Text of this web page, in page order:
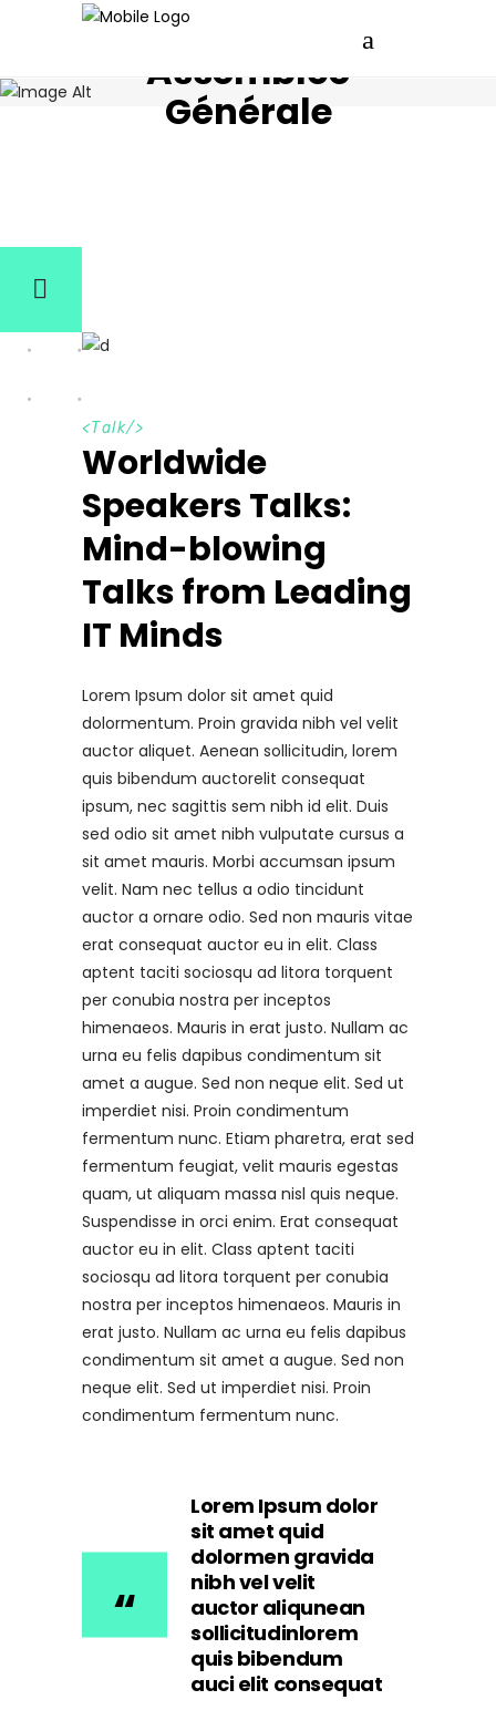
Assemblée
Générale
<Talk/>
Worldwide
Speakers Talks:
Mind-blowing
Talks from Leading
IT Minds
Lorem Ipsum dolor sit amet quid
dolormentum. Proin gravida nibh vel velit
auctor aliquet. Aenean sollicitudin, lorem
quis bibendum auctorelit consequat
ipsum, nec sagittis sem nibh id elit. Duis
sed odio sit amet nibh vulputate cursus a
sit amet mauris. Morbi accumsan ipsum
velit. Nam nec tellus a odio tincidunt
auctor a ornare odio. Sed non mauris vitae
erat consequat auctor eu in elit. Class
aptent taciti sociosqu ad litora torquent
per conubia nostra per inceptos
himenaeos. Mauris in erat justo. Nullam ac
urna eu felis dapibus condimentum sit
amet a augue. Sed non neque elit. Sed ut
imperdiet nisi. Proin condimentum
fermentum nunc. Etiam pharetra, erat sed
fermentum feugiat, velit mauris egestas
quam, ut aliquam massa nisl quis neque.
Suspendisse in orci enim. Erat consequat
auctor eu in elit. Class aptent taciti
sociosqu ad litora torquent per conubia
nostra per inceptos himenaeos. Mauris in
erat justo. Nullam ac urna eu felis dapibus
condimentum sit amet a augue. Sed non
neque elit. Sed ut imperdiet nisi. Proin
condimentum fermentum nunc.
Lorem Ipsum dolor
sit amet quid
dolormen gravida
nibh vel velit
auctor aliqunean
sollicitudinlorem
quis bibendum
auci elit consequat